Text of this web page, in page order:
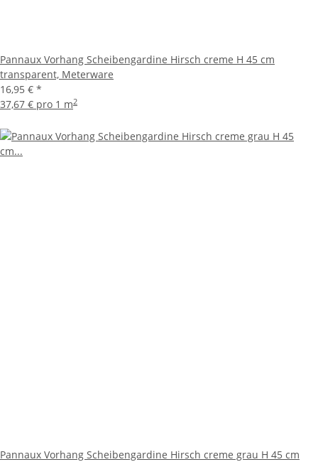
Pannaux Vorhang Scheibengardine Hirsch creme H 45 cm
transparent, Meterware
16,95 € *
37,67 € pro 1 m2
Pannaux Vorhang Scheibengardine Hirsch creme grau H 45 cm